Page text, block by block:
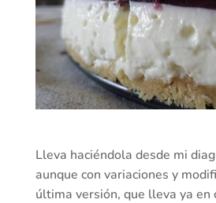
Lleva haciéndola desde mi
aunque con variaciones y
última versión, que lleva ya en